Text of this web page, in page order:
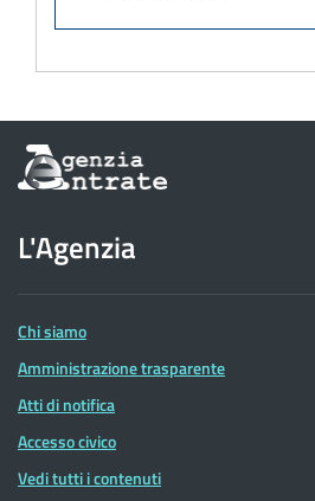
Informazioni
sul
dell'Agenzia
delle
Entrate
L'Agenzia
Chi siamo
Amministrazione trasparente
Atti di notifica
Accesso civico
Vedi tutti i contenuti